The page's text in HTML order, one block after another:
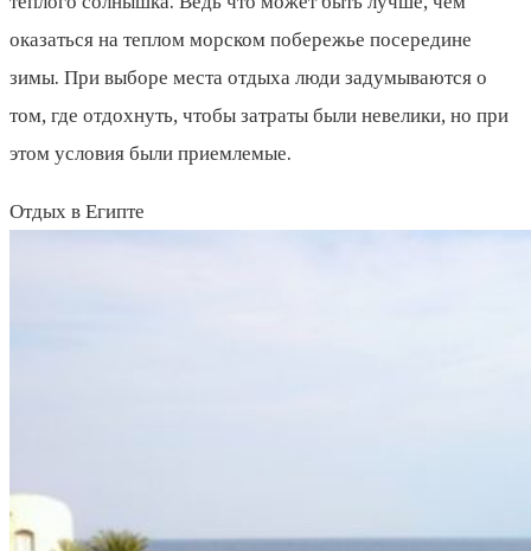
оказаться на теплом морском побережье посередине
зимы. При выборе места отдыха люди задумываются о
том, где отдохнуть, чтобы затраты были невелики, но при
этом условия были приемлемые.
Отдых в Египте